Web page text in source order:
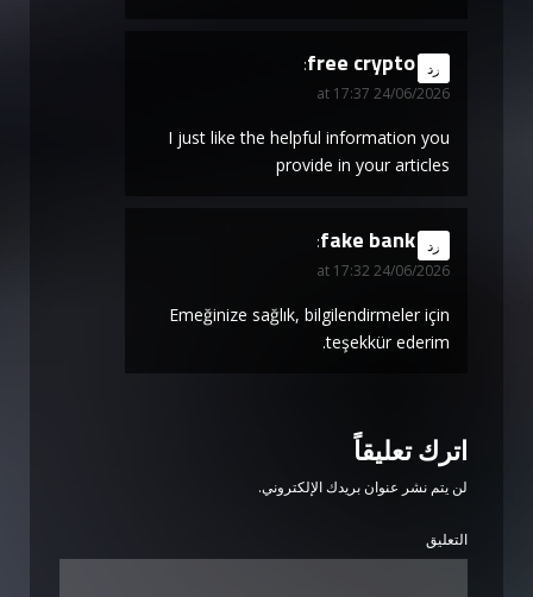
free crypto
says:
24/06/2026 at 17:37
رد
I just like the helpful information you
provide in your articles
fake bank
says:
24/06/2026 at 17:32
رد
Emeğinize sağlık, bilgilendirmeler için
teşekkür ederim.
اترك تعليقاً
لن يتم نشر عنوان بريدك الإلكتروني.
التعليق